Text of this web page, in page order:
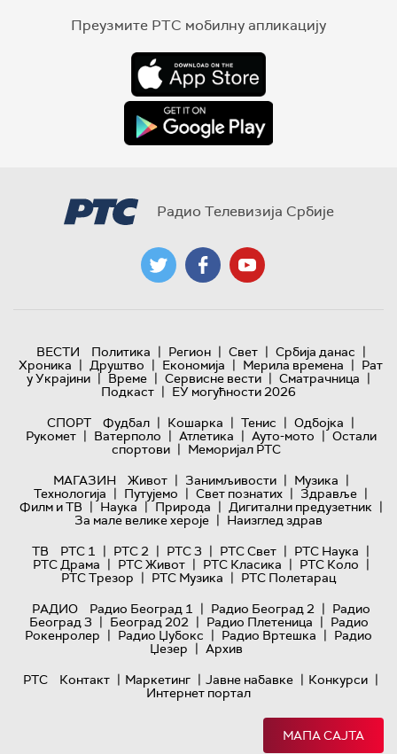
Преузмите РТС мобилну апликацију
Радио Телевизија Србије
ВЕСТИ Политика | Регион | Свет | Србија данас |
Хроника | Друштво | Економија | Мерила времена | Рат
у Украјини | Време | Сервисне вести | Сматрачница |
Подкаст | ЕУ могућности 2026
СПОРТ
Фудбал | Кошарка | Тенис | Одбојка |
Рукомет | Ватерполо | Атлетика | Ауто-мото | Остали
спортови | Меморијал РТС
МАГАЗИН
Живот | Занимљивости | Музика |
Технологијa | Путујемо | Свет познатих | Здравље |
Филм и ТВ | Наука | Природа | Дигитални предузетник |
За мале велике хероје | Наизглед здрав
ТВ
РТС 1 | РТС 2 | РТС 3 | РТС Свет | РТС Наука |
РТС Драма | РТС Живот | РТС Класика | РТС Коло |
РТС Трезор | РТС Музика | РТС Полетарац
РАДИО
Радио Београд 1 | Радио Београд 2 | Радио
Београд 3 | Београд 202 | Радио Плетеница | Радио
Рокенролер | Радио Џубокс | Радио Вртешка | Радио
Џезер | Архив
РТС
Контакт | Маркетинг | Јавне набавке | Конкурси |
Интернет портал
МАПА САЈТА